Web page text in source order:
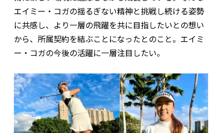
エイミー・コガの揺るぎない精神と挑戦し続ける姿勢
に共感し、より一層の飛躍を共に目指したいとの想い
から、所属契約を結ぶことになったとのこと。エイミ
ー・コガの今後の活躍に一層注目したい。